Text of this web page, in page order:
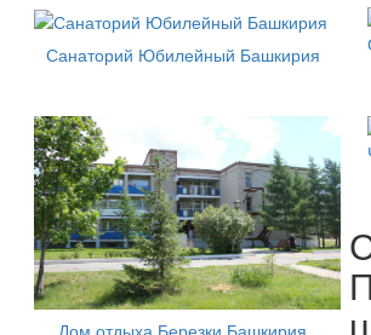
Санаторий Юбилейный Башкирия
Дом отдыха Березки Башкирия